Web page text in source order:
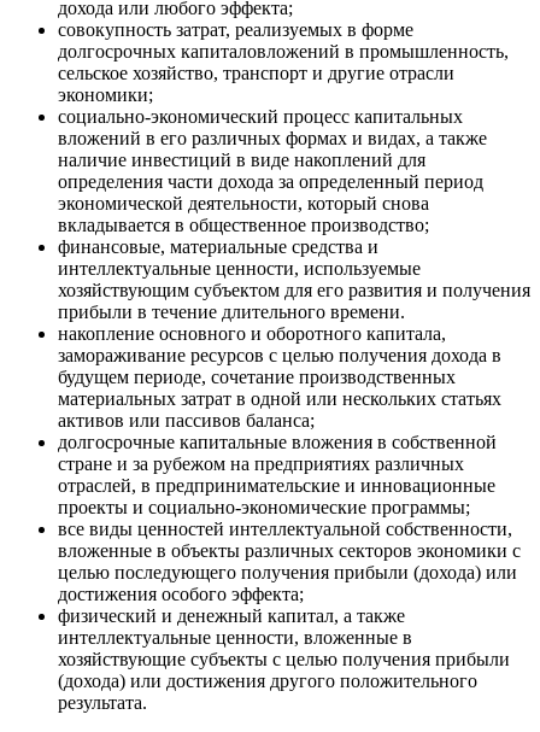
дохода или любого эффекта;
совокупность затрат, реализуемых в форме
долгосрочных капиталовложений в промышленность,
сельское хозяйство, транспорт и другие отрасли
экономики;
социально-экономический процесс капитальных
вложений в его различных формах и видах, а также
наличие инвестиций в виде накоплений для
определения части дохода за определенный период
экономической деятельности, который снова
вкладывается в общественное производство;
финансовые, материальные средства и
интеллектуальные ценности, используемые
хозяйствующим субъектом для его развития и получения
прибыли в течение длительного времени.
накопление основного и оборотного капитала,
замораживание ресурсов с целью получения дохода в
будущем периоде, сочетание производственных
материальных затрат в одной или нескольких статьях
активов или пассивов баланса;
долгосрочные капитальные вложения в собственной
стране и за рубежом на предприятиях различных
отраслей, в предпринимательские и инновационные
проекты и социально-экономические программы;
все виды ценностей интеллектуальной собственности,
вложенные в объекты различных секторов экономики с
целью последующего получения прибыли (дохода) или
достижения особого эффекта;
физический и денежный капитал, а также
интеллектуальные ценности, вложенные в
хозяйствующие субъекты с целью получения прибыли
(дохода) или достижения другого положительного
результата.